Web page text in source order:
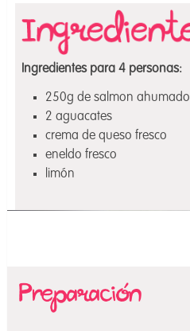
Ingredientes para 4 personas:
250g de salmon ahumado
2 aguacates
crema de queso fresco
eneldo fresco
limón